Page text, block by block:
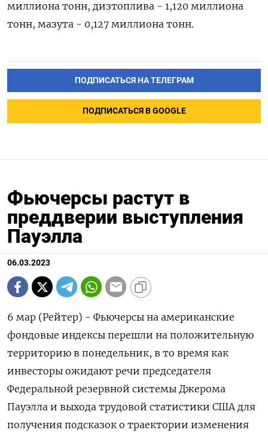
миллиона тонн, дизтоплива - 1,120 миллиона
тонн, мазута - 0,127 миллиона тонн.
ПОДПИСАТЬСЯ НА ТЕЛЕГРАМ
ПОДПИСАТЬСЯ В GOOGLE
Фьючерсы растут в
преддверии выступления
Пауэлла
06.03.2023
6 мар (Рейтер) - Фьючерсы на американские
фондовые индексы перешли на положительную
территорию в понедельник, в то время как
инвесторы ожидают речи председателя
Федеральной резервной системы Джерома
Пауэлла и выхода трудовой статистики США для
получения подсказок о траектории изменения